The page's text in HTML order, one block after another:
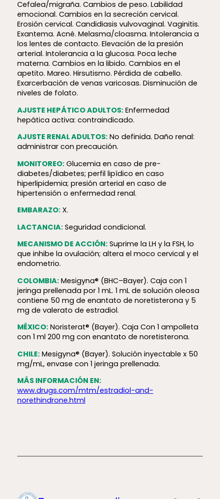
Cefalea/migraña. Cambios de peso. Labilidad
emocional. Cambios en la secreción cervical.
Erosión cervical. Candidiasis vulvovaginal. Vaginitis.
Exantema. Acné. Melasma/cloasma. Intolerancia a
los lentes de contacto. Elevación de la presión
arterial. Intolerancia a la glucosa. Poca leche
materna. Cambios en la libido. Cambios en el
apetito. Mareo. Hirsutismo. Pérdida de cabello.
Exarcerbación de venas varicosas. Disminución de
niveles de folato.
AJUSTE HEPÁTICO ADULTOS:Enfermedad
hepática activa: contraindicado.
AJUSTE RENAL ADULTOS:No definida. Daño renal:
administrar con precaución.
MONITOREO:Glucemia en caso de pre-
diabetes/diabetes; perfil lipídico en caso
hiperlipidemia; presión arterial en caso de
hipertensión o enfermedad renal.
EMBARAZO:X.
LACTANCIA:Seguridad condicional.
MECANISMO DE ACCIÓN:Suprime la LH y la FSH, lo
que inhibe la ovulación; altera el moco cervical y el
endometrio.
COLOMBIA:Mesigyna® (BHC–Bayer). Caja con 1
jeringa prellenada por 1 mL. 1 mL de solución oleosa
contiene 50 mg de enantato de noretisterona y 5
mg de valerato de estradiol.
MÉXICO:Noristerat® (Bayer). Caja Con 1 ampolleta
con 1 ml 200 mg con enantato de noretisterona.
CHILE:Mesigyna® (Bayer). Solución inyectable x 50
mg/mL, envase con 1 jeringa prellenada.
MÁS INFORMACIÓN EN:
www.drugs.com/mtm/estradiol-and-
norethindrone.html